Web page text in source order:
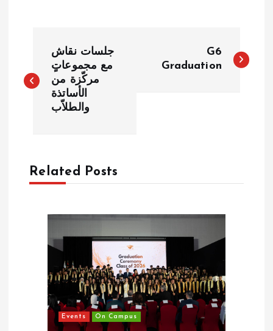
o
n
a
جلسات نقاش
مع مجموعاتٍ
مركّزة من
الأساتذة
والطلاّب
G6
Graduation
Related Posts
Events On Campus